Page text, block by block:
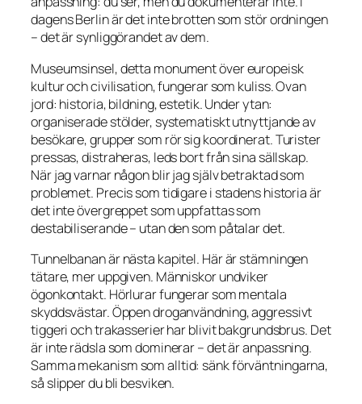
dagens Berlin är det inte brotten som stör ordningen
– det är synliggörandet av dem.
Museumsinsel, detta monument över europeisk
kultur och civilisation, fungerar som kuliss. Ovan
jord: historia, bildning, estetik. Under ytan:
organiserade stölder, systematiskt utnyttjande av
besökare, grupper som rör sig koordinerat. Turister
pressas, distraheras, leds bort från sina sällskap.
När jag varnar någon blir jag själv betraktad som
problemet. Precis som tidigare i stadens historia är
det inte övergreppet som uppfattas som
destabiliserande – utan den som påtalar det.
Tunnelbanan är nästa kapitel. Här är stämningen
tätare, mer uppgiven. Människor undviker
ögonkontakt. Hörlurar fungerar som mentala
skyddsvästar. Öppen droganvändning, aggressivt
tiggeri och trakasserier har blivit bakgrundsbrus. Det
är inte rädsla som dominerar – det är anpassning.
Samma mekanism som alltid: sänk förväntningarna,
så slipper du bli besviken.